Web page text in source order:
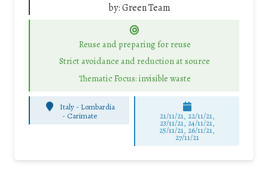
by:Green Team
Reuse and preparing for reuse
Strict avoidance and reduction at source
Thematic Focus: invisible waste
Italy - Lombardia
- Carimate 21/11/21, 22/11/21,
23/11/21, 24/11/21,
25/11/21, 26/11/21,
27/11/21